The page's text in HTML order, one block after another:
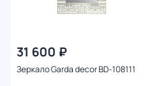
31 600 ₽
Зеркало Garda decor BD-108111